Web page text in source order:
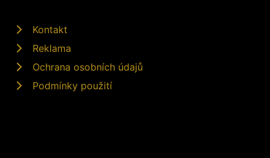
Kontakt
Reklama
Ochrana osobních údajů
Podmínky použití